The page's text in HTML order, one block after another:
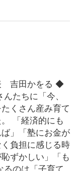
吉田かをる ◆
たちに「今、
くさん産み育て
「経済的にも
」「塾にお金が
負担に感じる時
ずかしい」「も
るのは「子育て